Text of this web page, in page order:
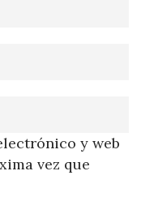
y web
vez que